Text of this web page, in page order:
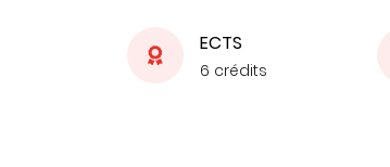
ECTS
6 crédits